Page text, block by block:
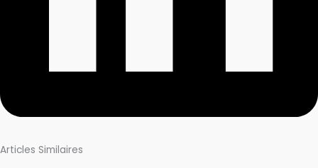
Articles Similaires